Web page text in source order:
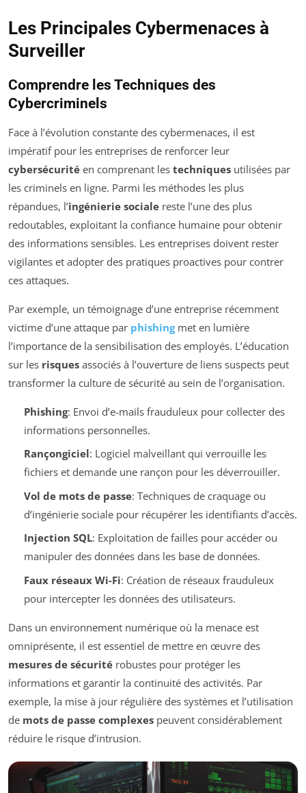
Les Principales Cybermenaces à
Surveiller
Comprendre les Techniques des
Cybercriminels
Face à l’évolution constante des cybermenaces, il est
impératif pour les entreprises de renforcer leur
cybersécurité en comprenant les techniques utilisées par
les criminels en ligne. Parmi les méthodes les plus
répandues, l’ingénierie sociale reste l’une des plus
redoutables, exploitant la confiance humaine pour obtenir
des informations sensibles. Les entreprises doivent rester
vigilantes et adopter des pratiques proactives pour contrer
ces attaques.
Par exemple, un témoignage d’une entreprise récemment
victime d’une attaque par phishingmet en lumière
l’importance de la sensibilisation des employés. L’éducation
sur les risques associés à l’ouverture de liens suspects peut
transformer la culture de sécurité au sein de l’organisation.
Phishing: Envoi d’e-mails frauduleux pour collecter des
informations personnelles.
Rançongiciel: Logiciel malveillant qui verrouille les
fichiers et demande une rançon pour les déverrouiller.
Vol de mots de passe: Techniques de craquage ou
d’ingénierie sociale pour récupérer les identifiants d’accès.
Injection SQL: Exploitation de failles pour accéder ou
manipuler des données dans les base de données.
Faux réseaux Wi-Fi: Création de réseaux frauduleux
pour intercepter les données des utilisateurs.
Dans un environnement numérique où la menace est
omniprésente, il est essentiel de mettre en œuvre des
mesures de sécurité robustes pour protéger les
informations et garantir la continuité des activités. Par
exemple, la mise à jour régulière des systèmes et l’utilisation
de mots de passe complexes peuvent considérablement
réduire le risque d’intrusion.